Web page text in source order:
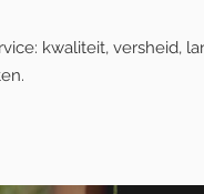
kwaliteit, versheid,